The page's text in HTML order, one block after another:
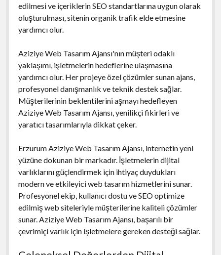
edilmesi ve içeriklerin SEO standartlarına uygun olarak
oluşturulması, sitenin organik trafik elde etmesine
yardımcı olur.
Aziziye Web Tasarım Ajansı'nın müşteri odaklı
yaklaşımı, işletmelerin hedeflerine ulaşmasına
yardımcı olur. Her projeye özel çözümler sunan ajans,
profesyonel danışmanlık ve teknik destek sağlar.
Müşterilerinin beklentilerini aşmayı hedefleyen
Aziziye Web Tasarım Ajansı, yenilikçi fikirleri ve
yaratıcı tasarımlarıyla dikkat çeker.
Erzurum Aziziye Web Tasarım Ajansı, internetin yeni
yüzüne dokunan bir markadır. İşletmelerin dijital
varlıklarını güçlendirmek için ihtiyaç duydukları
modern ve etkileyici web tasarım hizmetlerini sunar.
Profesyonel ekip, kullanıcı dostu ve SEO optimize
edilmiş web siteleriyle müşterilerine kaliteli çözümler
sunar. Aziziye Web Tasarım Ajansı, başarılı bir
çevrimiçi varlık için işletmelere gereken desteği sağlar.